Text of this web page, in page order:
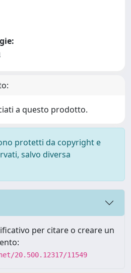
a questo prodotto.
protetti da copyright e
salvo diversa
per citare o creare un
20.500.12317/11549